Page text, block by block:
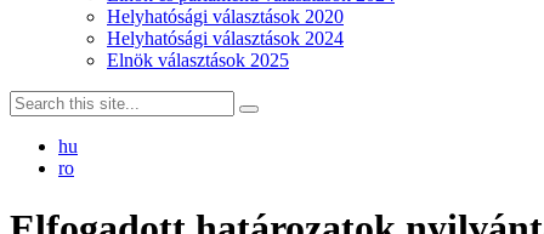
Helyhatósági választások 2020
Helyhatósági választások 2024
Elnök választások 2025
hu
ro